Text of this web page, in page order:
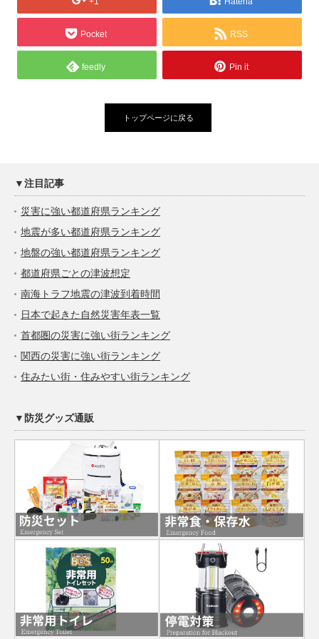
Pocket RSS
feedly Pin it
トップページに戻る
▼注目記事
災害に強い都道府県ランキング
地震が多い都道府県ランキング
地盤の強い都道府県ランキング
都道府県ごとの津波想定
南海トラフ地震の津波到着時間
日本で起きた自然災害年表一覧
首都圏の災害に強い街ランキング
関西の災害に強い街ランキング
住みたい街・住みやすい街ランキング
▼防災グッズ通販